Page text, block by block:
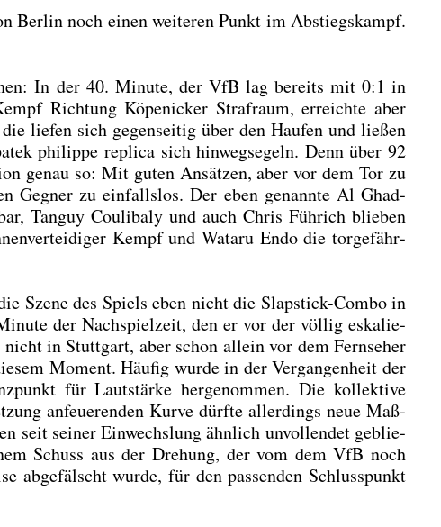
noch einen wei­te­ren Punkt im Abstiegs­kampf.
In der 40. Minu­te, der VfB lag bereits mit 0:1 in
Rich­tung Köpe­ni­cker Straf­raum, erreich­te aber
lie­fen sich gegen­sei­tig über den Hau­fen und lie­ßen
phil­ip­pe repli­casich hin­weg­se­geln. Denn über 92
genau so: Mit guten Ansät­zen, aber vor dem Tor zu
Geg­ner zu ein­falls­los. Der eben genann­te Al Ghad­
Tan­guy Cou­li­ba­ly und auch Chris Füh­rich blie­ben
Kempf und Wata­ru Endo die tor­ge­fähr­
Sze­ne des Spiels eben nicht die Slap­stick-Com­bo in
der Nach­spiel­zeit, den er vor der völ­lig eska­lie­
in Stutt­gart, aber schon allein vor dem Fern­se­her
Moment. Häu­fig wur­de in der Ver­gan­gen­heit der
für Laut­stär­ke her­ge­nom­men. Die kol­lek­ti­ve
anfeu­e­ren­den Kur­ve dürf­te aller­dings neue Maß­
seit sei­ner Ein­wechs­lung ähn­lich unvoll­endet geblie­
Schuss aus der Dre­hung, der vom dem VfB noch
abge­fälscht wur­de, für den pas­sen­den Schluss­punkt